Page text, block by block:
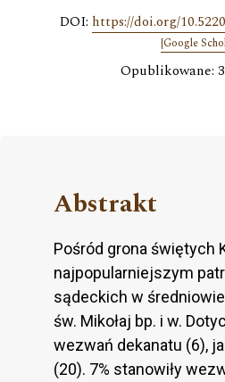
DOI: https://doi.org/
[Google
Opublikowane:
Abstrakt
Pośród grona świętych
najpopularniejszym
sądeckich w
św. Mikołaj bp. i w.
wezwań dekanatu (6),
(20). 7% stanowiły